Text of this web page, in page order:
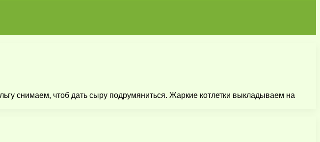
снимаем, чтоб дать сыру подрумяниться. Жаркие котлетки выкладываем на